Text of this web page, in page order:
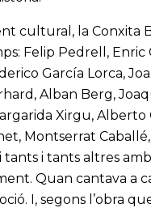
cultural, la Conxita
Felip Pedrell, Enric
García Lorca,
Alban Berg,
Xirgu, Alberto
Montserrat
tants i tants altres
Quan cantava a
I, segons l’obra